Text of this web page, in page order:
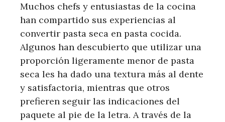
Muchos chefs y entusiastas de la cocina
han compartido sus experiencias al
convertir pasta seca en pasta cocida.
Algunos han descubierto que utilizar una
proporción ligeramente menor de pasta
seca les ha dado una textura más al dente
y satisfactoria, mientras que otros
prefieren seguir las indicaciones del
paquete al pie de la letra. A través de la